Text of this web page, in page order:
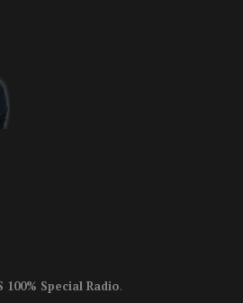
100% Special Radio.